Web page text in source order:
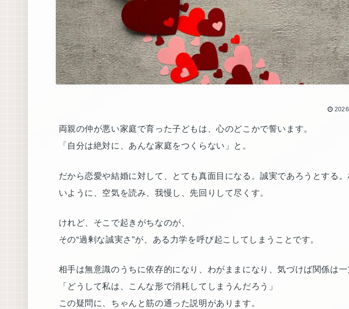
両親の仲が悪い家庭で育った子どもは、心のどこかで誓います。
「自分は絶対に、あんな家庭をつくらない」と。
だから恋愛や結婚に対して、とても真面目になる。誠実であろうとする
いように、空気を読み、我慢し、先回りして尽くす。
けれど、そこで起きがちなのが、
その“過剰な誠実さ”が、ある力学を呼び起こしてしまうことです。
相手は無意識のうちに依存的になり、わがままになり、気づけば関係は一
「どうして私は、こんな形で消耗してしまうんだろう」
この疑問に、ちゃんと筋の通った説明があります。